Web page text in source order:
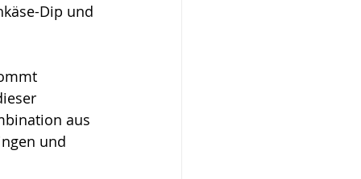
Dip und
aus
und